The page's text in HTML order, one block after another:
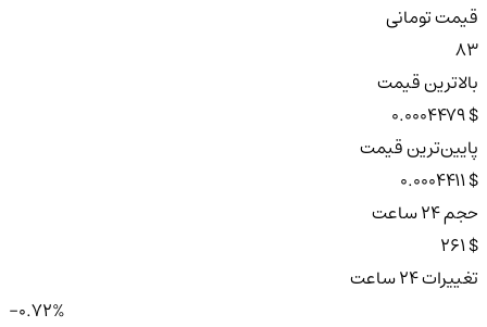
قیمت تومانی
83
بالاترین قیمت
$ 0.0004479
پایین‌ترین قیمت
$ 0.0004411
حجم ۲۴ ساعت
$ 261
تغییرات ۲۴ ساعت
-0.72%